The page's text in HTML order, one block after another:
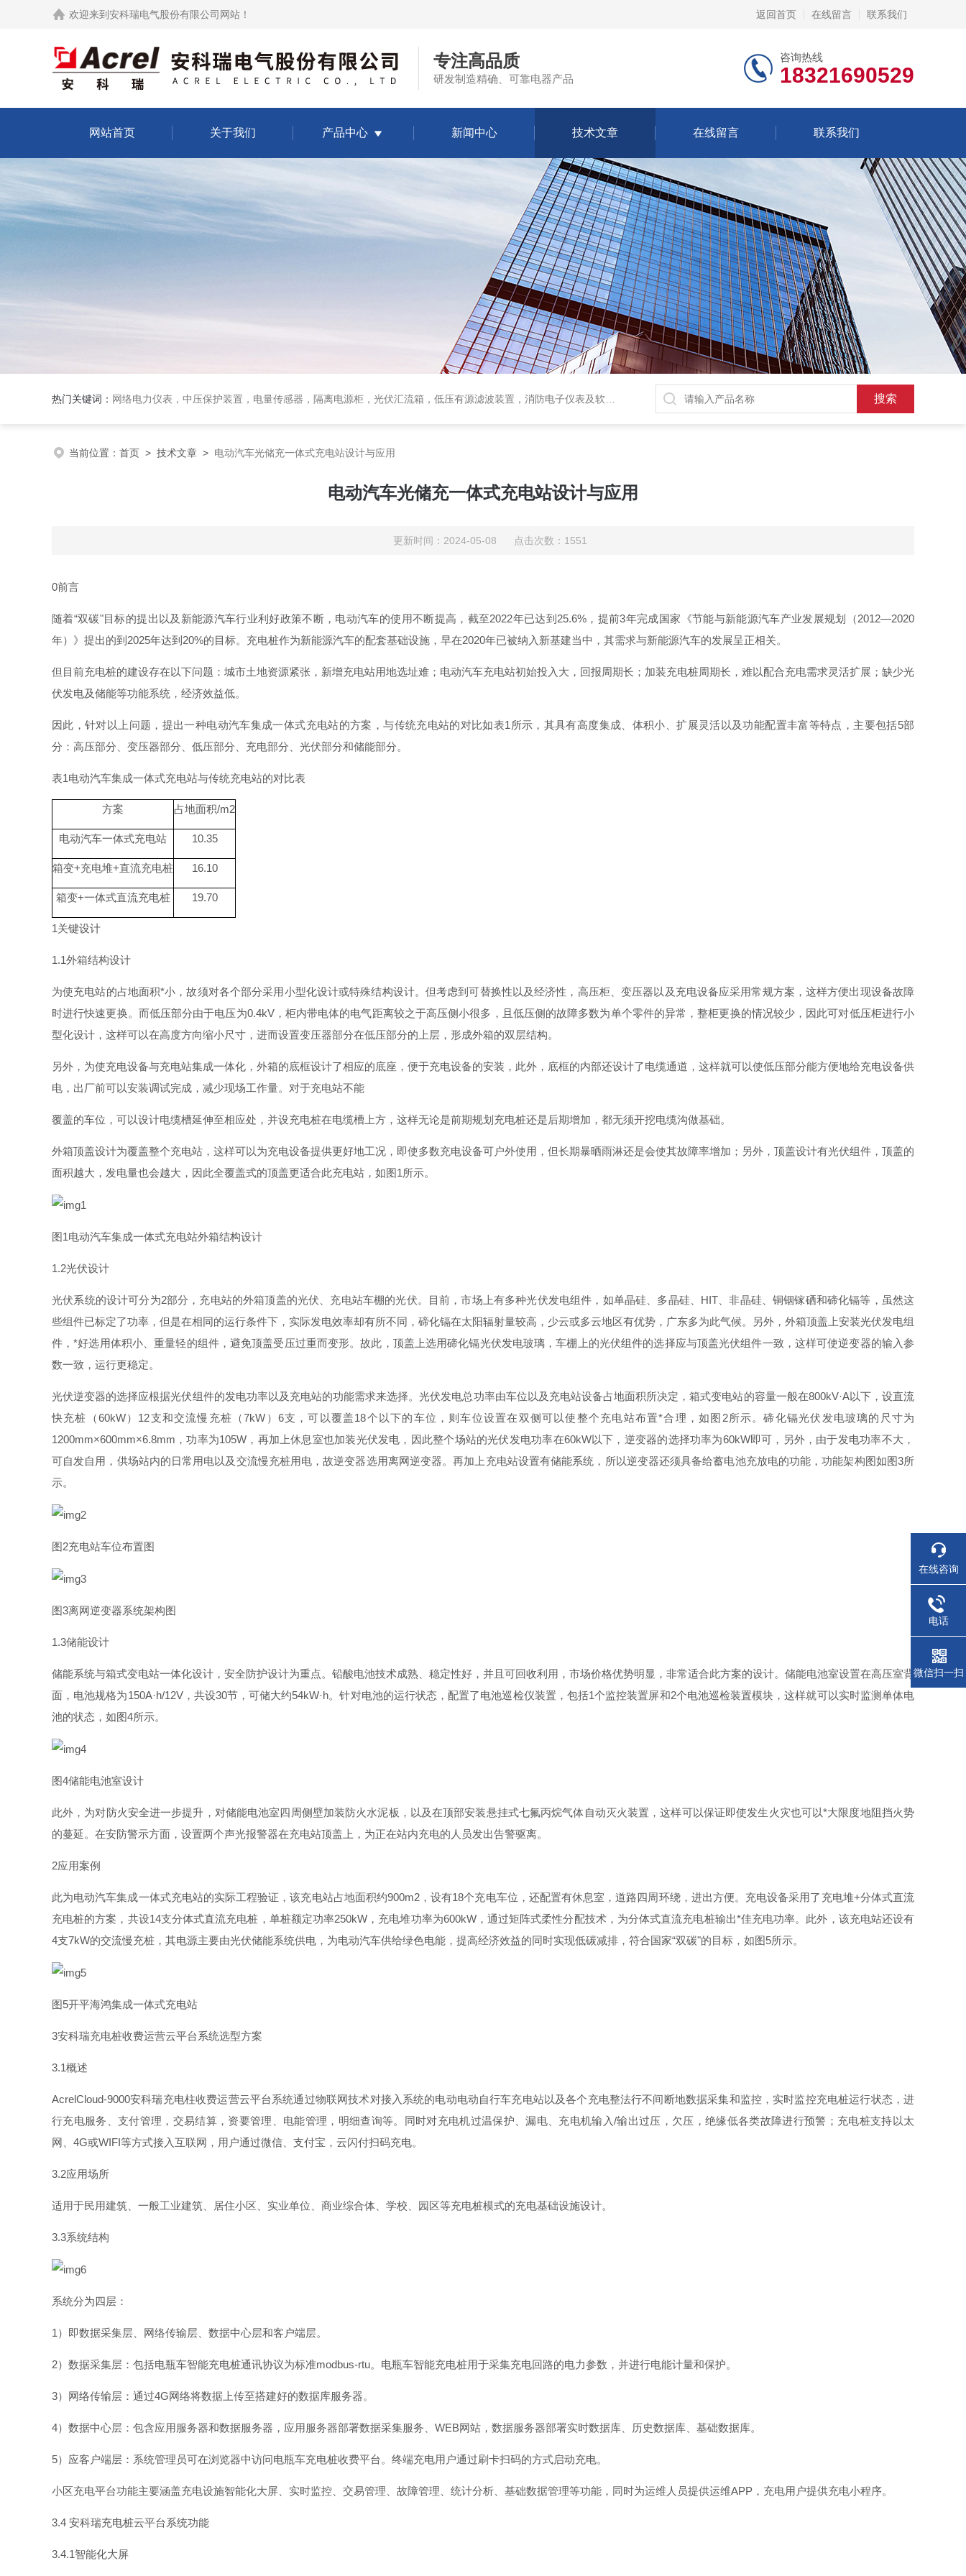
欢迎来到 安科瑞电气股份有限公司网站 ！ 返回首页 在线留言 联系我们
专注高品质
研发制造精确、可靠电器产品
咨询热线
18321690529
网站首页 关于我们 产品中心 新闻中心 技术文章 在线留言 联系我们
热门关键词： 网络电力仪表，中压保护装置，电量传感器，隔离电源柜，光伏汇流箱，低压有源滤波装置，消防电子仪表及软件保护装置
当前位置： 首页 > 技术文章 > 电动汽车光储充一体式充电站设计与应用
电动汽车光储充一体式充电站设计与应用
更新时间：2024-05-08 点击次数：1551
0前言
随着“双碳"目标的提出以及新能源汽车行业利好政策不断，电动汽车的使用不断提高，截至2022年已达到 25.6% ，提前3年完成国家《节能与新能源汽车产业发展规划 （2012—2020
年）》提出的到 2025年达到 20%的目标。充电桩作为新能源汽车的配套基础设施，早在2020年已被纳入新基建当中，其需求与新能源汽车的发展呈正相关。
但目前充电桩的建设存在以下问题：城市土地资源紧张，新增充电站用地选址难；电动汽车充电站初始投入大，回报周期长；加装充电桩周期长，难以配合充电需求灵活扩展；缺少光
伏发电及储能等功能系统，经济效益低。
因此，针对以上问题，提出一种电动汽车集成一体式充电站的方案，与传统充电站的对比如表1 所示，其具有高度集成、体积小、扩展灵活以及功能配置丰富等特点，主要包括5部
分：高压部分、变压器部分、低压部分、充电部分、光伏部分和储能部分。
表1电动汽车集成一体式充电站与传统充电站的对比表
方案 占地面积/m2
电动汽车一体式充电站 10.35
箱变+充电堆+直流充电桩 16.10
箱变+一体式直流充电桩 19.70
1关键设计
1.1外箱结构设计
为使充电站的占地面积*小，故须对各个部分采用小型化设计或特殊结构设计。但考虑到可替换性以及经济性，高压柜、变压器以及充电设备应采用常规方案，这样方便出现设备故障
时进行快速更换。而低压部分由于电压为0.4kV，柜内带电体的电气距离较之于高压侧小很多，且低压侧的故障多数为单个零件的异常，整柜更换的情况较少，因此可对低压柜进行小
型化设计，这样可以在高度方向缩小尺寸，进而设置变压器部分在低压部分的上层，形成外箱的双层结构。
另外，为使充电设备与充电站集成一体化，外箱的底框设计了相应的底座，便于充电设备的安装，此外，底框的内部还设计了电缆通道，这样就可以使低压部分能方便地给充电设备供
电，出厂前可以安装调试完成，减少现场工作量。对于充电站不能
覆盖的车位，可以设计电缆槽延伸至相应处，并设充电桩在电缆槽上方，这样无论是前期规划充电桩还是后期增加，都无须开挖电缆沟做基础。
外箱顶盖设计为覆盖整个充电站，这样可以为充电设备提供更好地工况，即使多数充电设备可户外使用，但长期暴晒雨淋还是会使其故障率增加；另外，顶盖设计有光伏组件，顶盖的
面积越大，发电量也会越大，因此全覆盖式的顶盖更适合此充电站，如图1 所示。
图1电动汽车集成一体式充电站外箱结构设计
1.2光伏设计
光伏系统的设计可分为2部分，充电站的外箱顶盖的光伏、充电站车棚的光伏。目前，市场上有多种光伏发电组件，如单晶硅、多晶硅、 HIT 、非晶硅、铜铟镓硒和碲化镉等，虽然这
些组件已标定了功率，但是在相同的运行条件下，实际发电效率却有所不同，碲化镉在太阳辐射量较高，少云或多云地区有优势，广东多为此气候。另外，外箱顶盖上安装光伏发电组
件 ，*好选用体积小、重量轻的组件，避免顶盖受压过重而变形。故此，顶盖上选用碲化镉光伏发电玻璃，车棚上的光伏组件的选择应与顶盖光伏组件一致，这样可使逆变器的输入参
数一致，运行更稳定。
光伏逆变器的选择应根据光伏组件的发电功率以及充电站的功能需求来选择。光伏发电总功率由车位以及充电站设备占地面积所决定，箱式变电站的容量一般在800kV·A以下，设直流
快充桩 （60kW） 12支和交流慢充桩 （7kW ） 6支，可以覆盖18个以下的车位，则车位设置在双侧可以使整个充电站布置*合理，如图 2所示。碲化镉光伏发电玻璃的尺寸为
1200mm×600mm×6.8mm ，功率为105W ，再加上休息室也加装光伏发电，因此整个场站的光伏发电功率在60kW以下，逆变器的选择功率为60kW即可，另外，由于发电功率不大，
可自发自用，供场站内的日常用电以及交流慢充桩用电，故逆变器选用离网逆变器。再加上充电站设置有储能系统，所以逆变器还须具备给蓄电池充放电的功能，功能架构图如图3所
示。
图2充电站车位布置图
图3离网逆变器系统架构图
1.3储能设计
储能系统与箱式变电站一体化设计，安全防护设计为重点。铅酸电池技术成熟、稳定性好，并且可回收利用，市场价格优势明显，非常适合此方案的设计。储能电池室设置在高压室背
面，电池规格为150A·h/12V，共设30节，可储大约54kW·h。针对电池的运行状态，配置了电池巡检仪装置，包括1个监控装置屏和2个电池巡检装置模块，这样就可以实时监测单体电
池的状态，如图4所示。
图4储能电池室设计
此外，为对防火安全进一步提升，对储能电池室四周侧壁加装防火水泥板，以及在顶部安装悬挂式七氟丙烷气体自动灭火装置，这样可以保证即使发生火灾也可以*大限度地阻挡火势
的蔓延。在安防警示方面，设置两个声光报警器在充电站顶盖上，为正在站内充电的人员发出告警驱离。
2应用案例
此为电动汽车集成一体式充电站的实际工程验证，该充电站占地面积约900m2 ，设有18个充电车位，还配置有休息室，道路四周环绕，进出方便。充电设备采用了充电堆+分体式直流
充电桩的方案，共设14支分体式直流充电桩，单桩额定功率250kW ，充电堆功率为600kW，通过矩阵式柔性分配技术，为分体式直流充电桩输出*佳充电功率。此外，该充电站还设有
4支7kW的交流慢充桩，其电源主要由光伏储能系统供电，为电动汽车供给绿色电能，提高经济效益的同时实现低碳减排，符合国家“双碳"的目标，如图5所示。
图5开平海鸿集成一体式充电站
3安科瑞充电桩收费运营云平台系统选型方案
3.1概述
AcrelCloud-9000安科瑞充电柱收费运营云平台系统通过物联网技术对接入系统的电动电动自行车充电站以及各个充电整法行不间断地数据采集和监控，实时监控充电桩运行状态，进
行充电服务、支付管理，交易结算，资要管理、电能管理，明细查询等。同时对充电机过温保护、漏电、充电机输 入/输出过压，欠压，绝缘低各类故障进行预警；充电桩支持以太
网
4G或WIFI等方式接入互联网，用户通过微信、支付宝，云闪付扫码充电。
3.2应用场所
适用于民用建筑、一般工业建筑、居住小区、实业单位、商业综合体、学校、园区等充电桩模式的充电基础设施设计。
3.3系统结构
系统分为四层：
1 ）即数据采集层、网络传输层、数据中心层和客户端层。
2）数据采集层：包括电瓶车智能充电桩通讯协议为标准modbus-rtu。电瓶车智能充电桩用于采集充电回路的电力参数，并进行电能计量和保护。
3）网络传输层：通过4G网络将数据上传至搭建好的数据库服务器。
4）数据中心层：包含应用服务器和数据服务器，应用服务器部署数据采集服务 WEB网站，数据服务器部署实时数据库、历史数据库、基础数据库。
5）应客户端层：系统管理员可在浏览器中访问电瓶车充电桩收费平台。终端充电用户通过刷卡扫码的方式启动充电。
小区充电平台功能主要涵盖充电设施智能化大屏、实时监控、交易管理、故障管理、统计分析、基础数据管理等功能，同时为运维人员提供运维APP ，充电用户提供充电小程序。
3.4 安科瑞充电桩云平台系统功能
3.4.1智能化大屏
在线咨询
电话
微信扫一扫